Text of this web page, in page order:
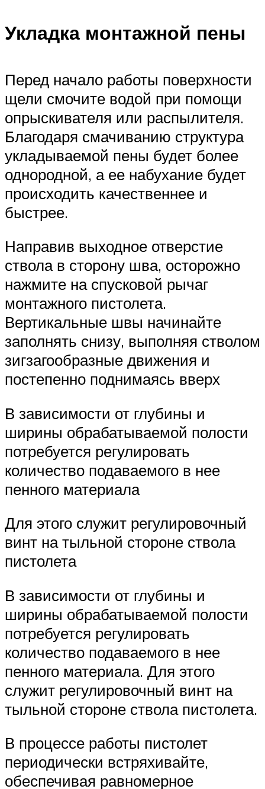
Укладка монтажной пены
Перед начало работы поверхности
щели смочите водой при помощи
опрыскивателя или распылителя.
Благодаря смачиванию структура
укладываемой пены будет более
однородной, а ее набухание будет
происходить качественнее и
быстрее.
Направив выходное отверстие
ствола в сторону шва, осторожно
нажмите на спусковой рычаг
монтажного пистолета.
Вертикальные швы начинайте
заполнять снизу, выполняя стволом
зигзагообразные движения и
постепенно поднимаясь вверх
В зависимости от глубины и
ширины обрабатываемой полости
потребуется регулировать
количество подаваемого в нее
пенного материала
Для этого служит регулировочный
винт на тыльной стороне ствола
пистолета
В зависимости от глубины и
ширины обрабатываемой полости
потребуется регулировать
количество подаваемого в нее
пенного материала. Для этого
служит регулировочный винт на
тыльной стороне ствола пистолета.
В процессе работы пистолет
периодически встряхивайте,
обеспечивая равномерное